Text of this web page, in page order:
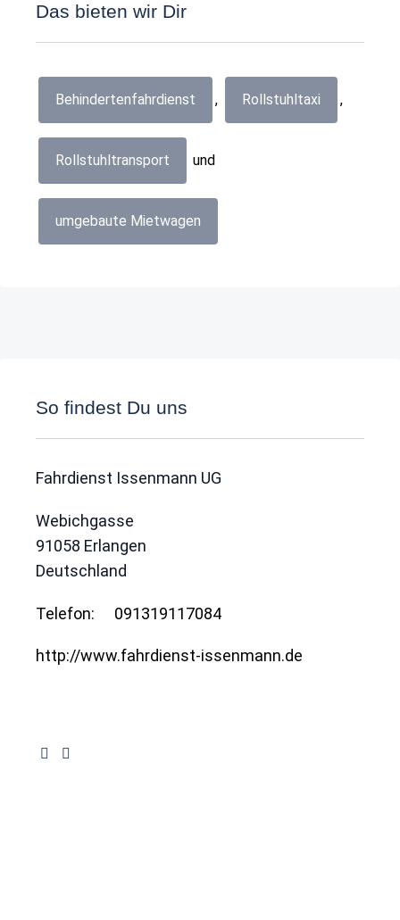
Das bieten wir Dir
Behindertenfahrdienst , Rollstuhltaxi ,
Rollstuhltransport und
umgebaute Mietwagen
So findest Du uns
Fahrdienst Issenmann UG
Webichgasse
91058 Erlangen
Deutschland
Telefon: 091319117084
http://www.fahrdienst-issenmann.de